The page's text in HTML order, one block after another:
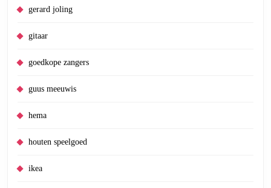
gerard joling
gitaar
goedkope zangers
guus meeuwis
hema
houten speelgoed
ikea